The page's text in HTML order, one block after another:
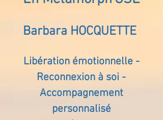
Barbara HOCQUETTE
Libération émotionnelle -
Reconnexion à soi -
Accompagnement
personnalisé